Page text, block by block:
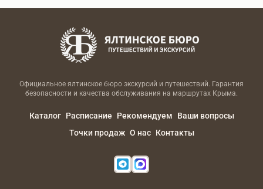
Официальное ялтинское бюро экскурсий и путешествий. Гарантия
безопасности и качества обслуживания на маршрутах Крыма.
Каталог Расписание Рекомендуем
Ваши вопросы
Точки продаж О нас Контакты